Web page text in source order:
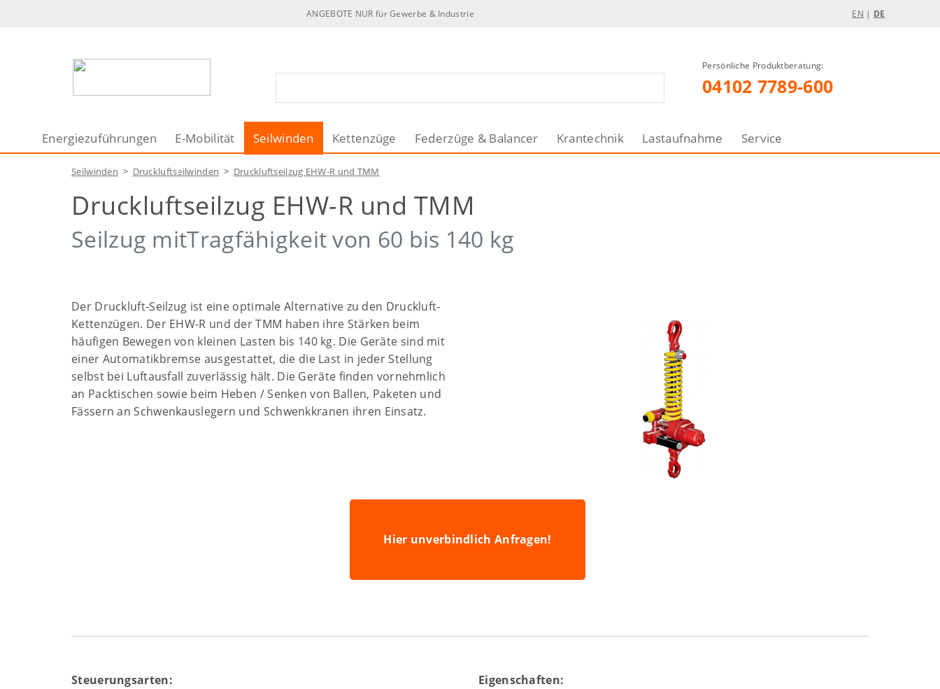
ANGEBOTE NUR für Gewerbe & Industrie EN | DE
Persönliche Produktberatung:
04102 7789-600
Energiezuführungen E-Mobilität Seilwinden Kettenzüge Federzüge & Balancer Krantechnik Lastaufnahme Service
Seilwinden > Druckluftseilwinden > Druckluftseilzug EHW-R und TMM
Druckluftseilzug EHW-R und TMM
Seilzug mitTragfähigkeit von 60 bis 140 kg
Der Druckluft-Seilzug ist eine optimale Alternative zu den Druckluft-
Kettenzügen. Der EHW-R und der TMM haben ihre Stärken beim
häufigen Bewegen von kleinen Lasten bis 140 kg. Die Geräte sind mit
einer Automatikbremse ausgestattet, die die Last in jeder Stellung
selbst bei Luftausfall zuverlässig hält. Die Geräte finden vornehmlich
an Packtischen sowie beim Heben / Senken von Ballen, Paketen und
Fässern an Schwenkauslegern und Schwenkkranen ihren Einsatz.
Hier unverbindlich Anfragen!
Steuerungsarten:
Eigenschaften: